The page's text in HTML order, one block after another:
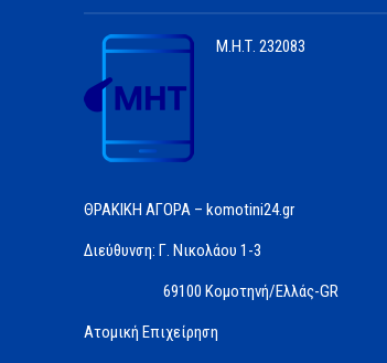
Μ.Η.Τ. 232083
ΘΡΑΚΙΚΗ ΑΓΟΡΑ – komotini24.gr
Διεύθυνση: Γ. Νικολάου 1-3
69100 Κομοτηνή/Ελλάς-GR
Ατομική Επιχείρηση